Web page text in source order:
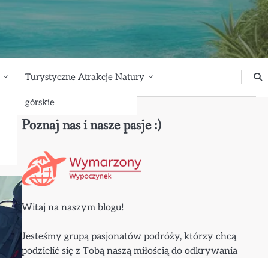
Turystyczne Atrakcje Natury
górskie
Poznaj nas i nasze pasje :)
Witaj na naszym blogu!
Jesteśmy grupą pasjonatów podróży, którzy chcą
podzielić się z Tobą naszą miłością do odkrywania